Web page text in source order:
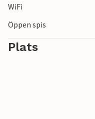
WiFi
Öppen spis
Plats